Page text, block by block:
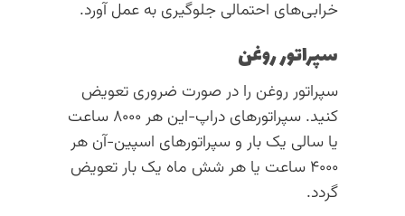
خرابی‌های احتمالی جلوگیری به عمل آورد.
سپراتور روغن
سپراتور روغن را در صورت ضروری تعویض
کنید. سپراتورهای دراپ-این هر ۸۰۰۰ ساعت
یا سالی یک بار و سپراتورهای اسپین-آن هر
۴۰۰۰ ساعت یا هر شش ماه یک بار تعویض
گردد.